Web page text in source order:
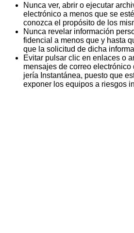
Nunca ver, abrir o ejecutar
electrónico a menos que se
conozca el propósito de los
Nunca revelar información
fidencial a menos que y hasta
que la solicitud de dicha
Evitar pulsar clic en enlaces o
mensajes de correo
jería Instantánea, puesto que
exponer los equipos a riesgos